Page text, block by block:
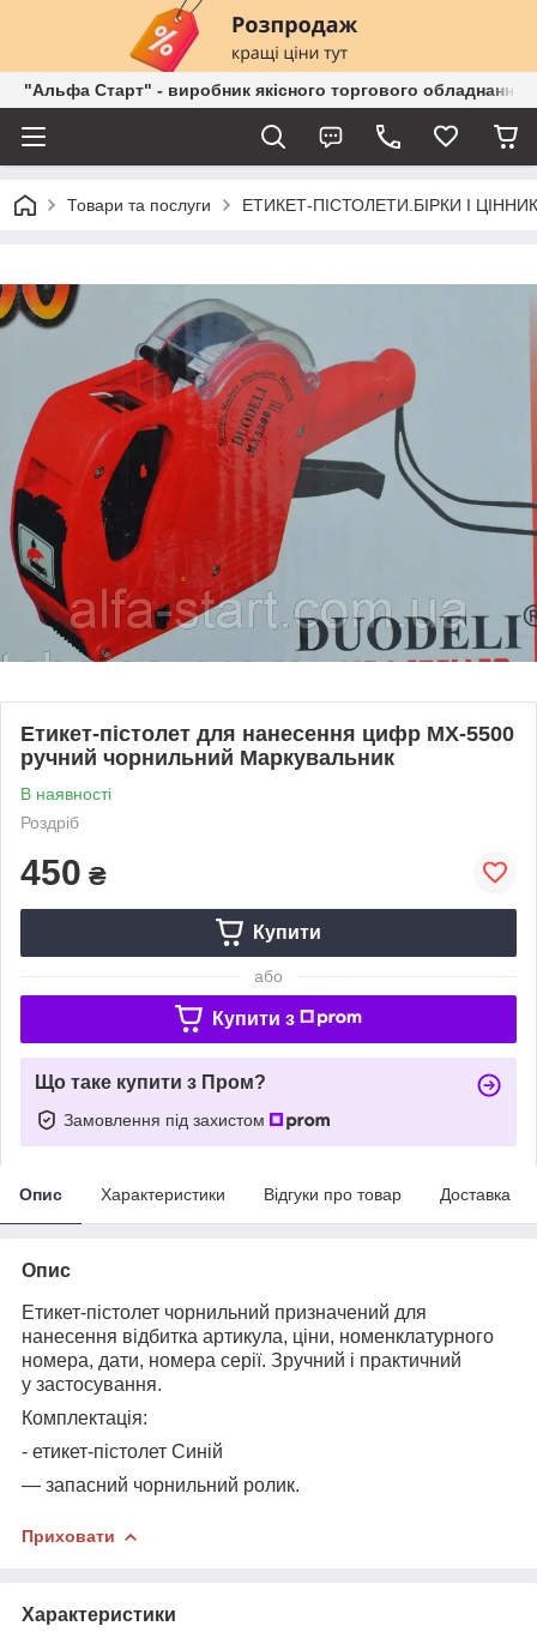
"Альфа Старт" - виробник якісного торгового обладнання
Товари та послуги ЕТИКЕТ-ПІСТОЛЕТИ.БІРКИ І
Етикет-пістолет для нанесення цифр МХ-5500
ручний чорнильний Маркувальник
В наявності
Роздріб
450 ₴
Купити
або
Купити з
Що таке купити з Пром?
Замовлення під захистом
Опис Характеристики Відгуки про товар Доставка
Опис
Етикет-пістолет чорнильний призначений для
нанесення відбитка артикула, ціни, номенклатурного
номера, дати, номера серії. Зручний і практичний
у застосування.
Комплектація:
- етикет-пістолет Синій
— запасний чорнильний ролик.
Приховати
Характеристики